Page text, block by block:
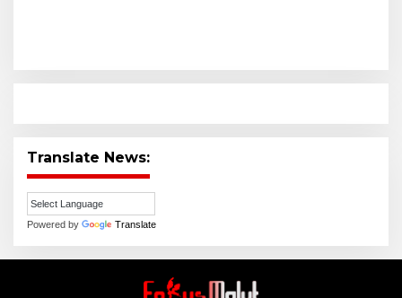
Translate News:
Powered by Translate